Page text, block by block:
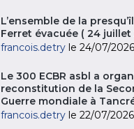
L’ensemble de la
Ferret évacuée ( 24 juillet
francois.detry le 24/07/2026
Le 300 ECBR asbl a
reconstitution de la
Guerre mondiale à
francois.detry le 22/07/2026